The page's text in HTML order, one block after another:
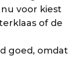
voor kiest
of de
goed, omdat